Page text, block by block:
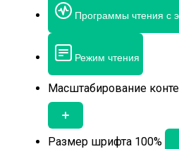
Программы чтения с
Режим чтения
Масштабирование
Размер шрифта 100%